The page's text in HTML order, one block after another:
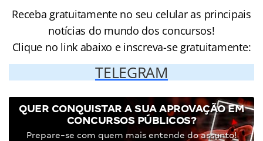
Receba gratuitamente no seu celular as principais
notícias do mundo dos concursos!
Clique no link abaixo e inscreva-se gratuitamente:
TELEGRAM
QUER CONQUISTAR A SUA APROVAÇÃO EM
CONCURSOS PÚBLICOS?
Prepare-se com quem mais entende do assunto!